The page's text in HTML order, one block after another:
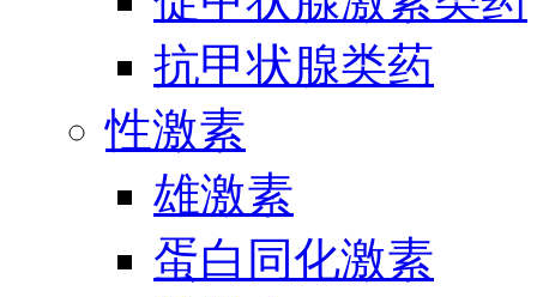
抗甲状腺类药
性激素
雄激素
蛋白同化激素